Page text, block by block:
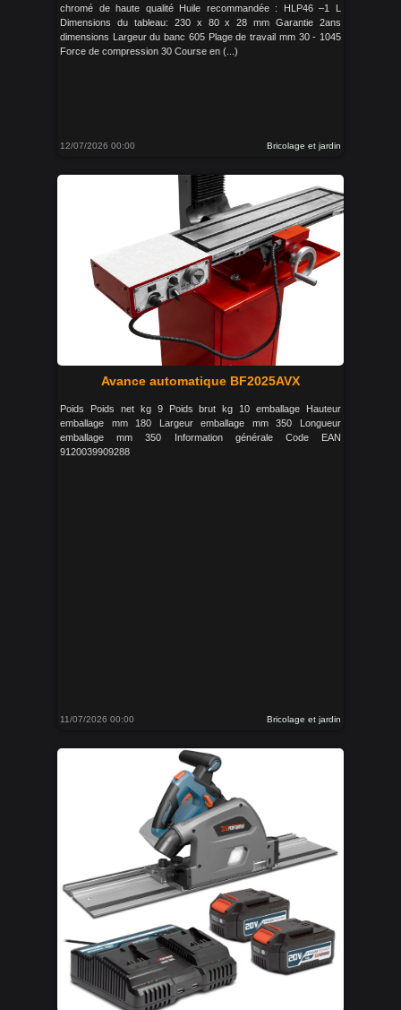
chromé de haute qualité Huile recommandée : HLP46 –1 L
Dimensions du tableau: 230 x 80 x 28 mm Garantie 2ans
dimensions Largeur du banc 605 Plage de travail mm 30 - 1045
Force de compression 30 Course en (...)
12/07/2026 00:00 Bricolage et jardin
Avance automatique BF2025AVX
Poids Poids net kg 9 Poids brut kg 10 emballage Hauteur
emballage mm 180 Largeur emballage mm 350 Longueur
emballage mm 350 Information générale Code EAN
9120039909288
11/07/2026 00:00 Bricolage et jardin